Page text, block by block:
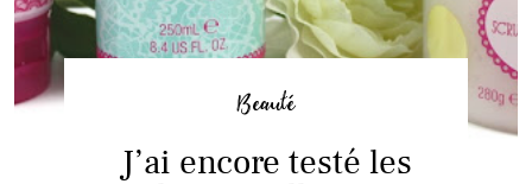
Beauté
J’ai encore testé les